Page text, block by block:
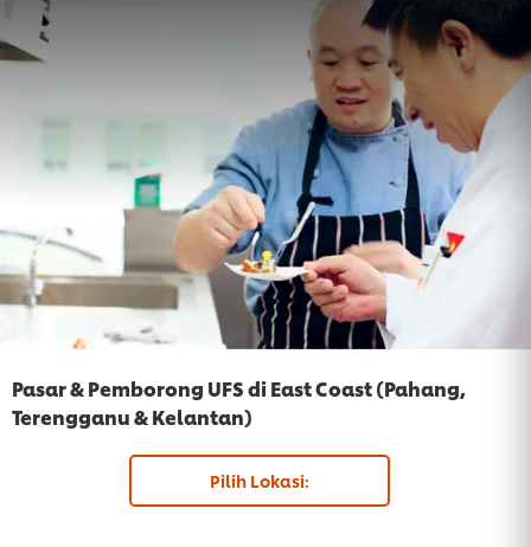
Pasar & Pemborong UFS di East Coast (Pahang,
Terengganu & Kelantan)
Pilih Lokasi: